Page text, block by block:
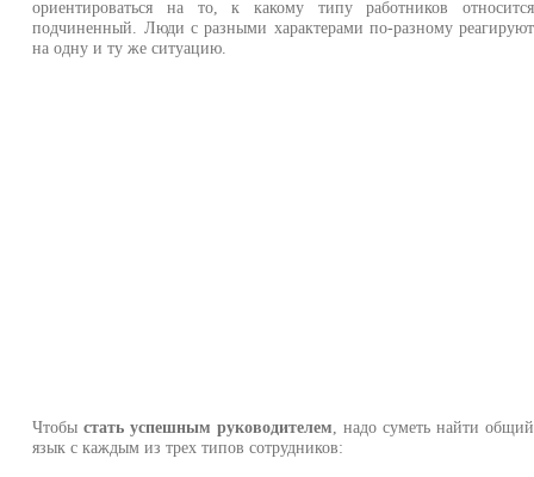
ориентироваться на то, к какому типу работников относится
подчиненный. Люди с разными характерами по-разному реагируют
на одну и ту же ситуацию.
Чтобыстать успешным руководителем , надо суметь найти общий
язык с каждым из трех типов сотрудников: